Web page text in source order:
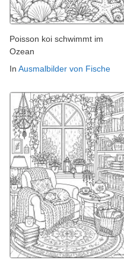
Poisson koi schwimmt im
Ozean
In Ausmalbilder von Fische